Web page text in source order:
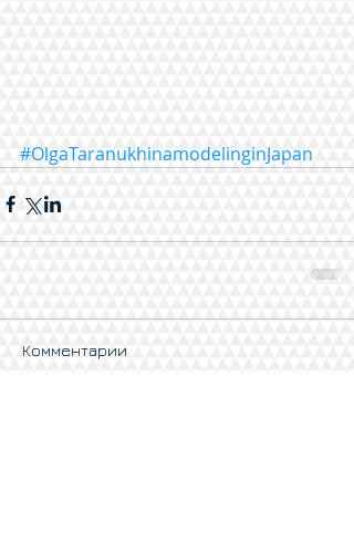
#OlgaTaranukhinamodelinginJapan
Комментарии